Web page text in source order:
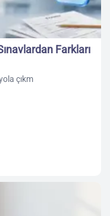
Farkları
çıkm